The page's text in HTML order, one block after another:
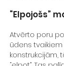
“Elpojošs”
Atvērto poru
ūdens tvaikiem
konstrukcijām,